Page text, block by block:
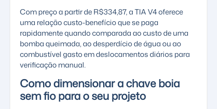
Com preço a partir de R$334,87, a TIA V4 oferece
uma relação custo-benefício que se paga
rapidamente quando comparada ao custo de uma
bomba queimada, ao desperdício de água ou ao
combustível gasto em deslocamentos diários para
verificação manual.
Como dimensionar a chave boia
sem fio para o seu projeto